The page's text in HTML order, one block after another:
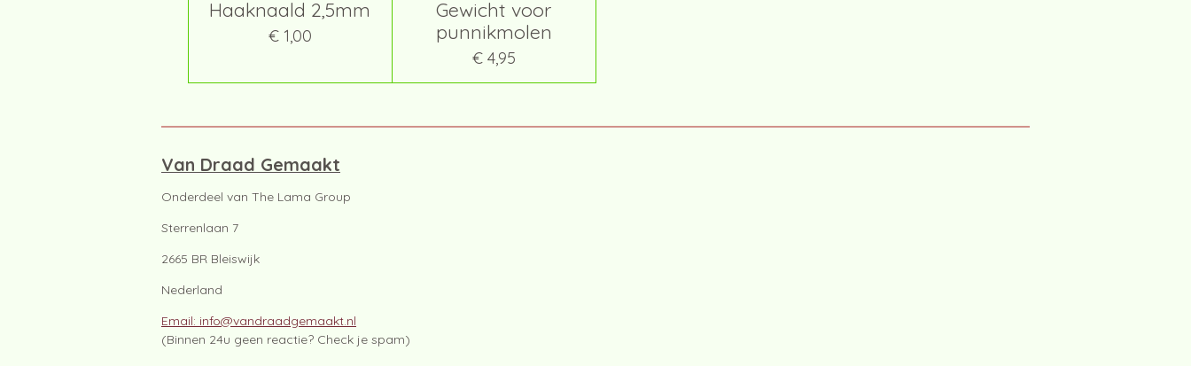
Haaknaald 2,5mm
€ 1,00
Gewicht voor
punnikmolen
€ 4,95
Van Draad Gemaakt
Onderdeel van The Lama Group
Sterrenlaan 7
2665 BR Bleiswijk
Nederland
Email: info@vandraadgemaakt.nl
(Binnen 24u geen reactie? Check je spam)